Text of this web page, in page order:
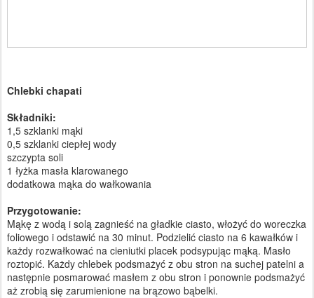
Chlebki chapati
Składniki:
1,5 szklanki mąki
0,5 szklanki ciepłej wody
szczypta soli
1 łyżka masła klarowanego
dodatkowa mąka do wałkowania
Przygotowanie:
Mąkę z wodą i solą zagnieść na gładkie ciasto, włożyć do woreczka
foliowego i odstawić na 30 minut. Podzielić ciasto na 6 kawałków i
każdy rozwałkować na cieniutki placek podsypując mąką. Masło
roztopić. Każdy chlebek podsmażyć z obu stron na suchej patelni a
następnie posmarować masłem z obu stron i ponownie podsmażyć
aż zrobią się zarumienione na brązowo bąbelki.